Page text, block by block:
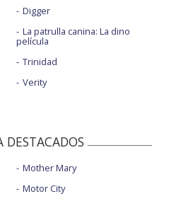
Digger
La patrulla canina: La dino
película
Trinidad
Verity
DESTACADOS
Mother Mary
Motor City